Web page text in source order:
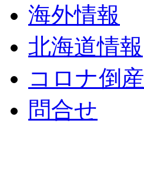
海外情報
北海道情報
コロナ倒産
問合せ